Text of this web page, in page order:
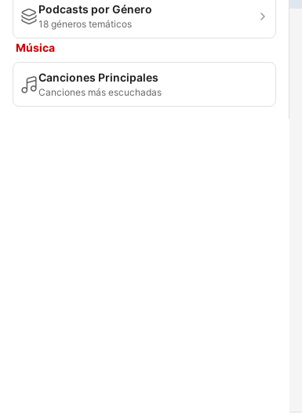
Podcasts por Género
18 géneros temáticos
Música
Canciones Principales
Canciones más escuchadas